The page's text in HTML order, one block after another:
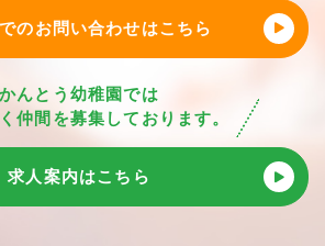
のお問い合わせはこちら
かんとう幼稚園では
仲間を募集しております。
求人案内はこちら